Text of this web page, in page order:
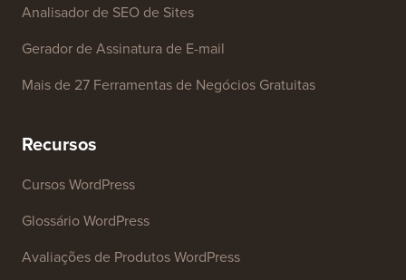
Analisador de SEO de Sites
Gerador de Assinatura de E-mail
Mais de 27 Ferramentas de Negócios Gratuitas
Recursos
Cursos WordPress
Glossário WordPress
Avaliações de Produtos WordPress